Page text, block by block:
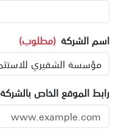
اسم الشركة (مطلوب)
رابط الموقع الخاص بالشركة